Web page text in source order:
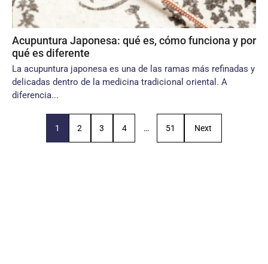
Acupuntura Japonesa: qué es, cómo funciona y por
qué es diferente
La acupuntura japonesa es una de las ramas más refinadas y
delicadas dentro de la medicina tradicional oriental. A
diferencia...
1 2 3 4 … 51 Next